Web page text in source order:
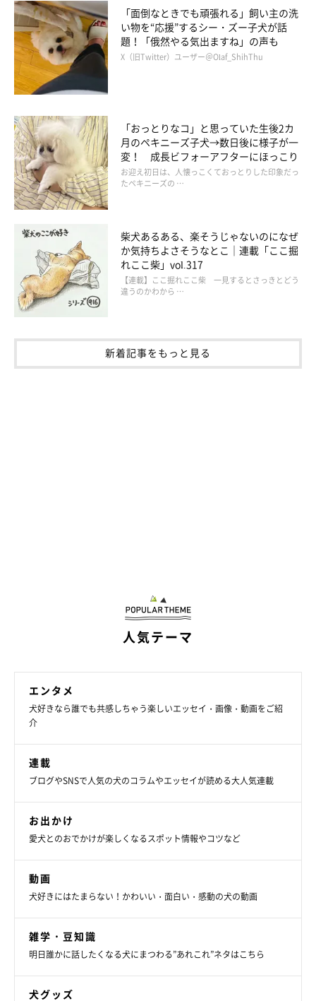
リラックスした様子のうめちゃん
＠chihuahua_ume
「これからもうめちゃんが安心して過ごせるような暮らしを継続
していきたいです」という飼い主さん。うめちゃんと飼い主さん
の楽しく幸せな暮らしが末永く続きますように。
>（獣医師が解説）ソファで寝ていた飼い主さんの足元にくっつ
く愛犬、その気持ちとは？
写真提供・取材協力／
※この記事は投稿者さまに取材し、了承の上制作したものです。
2024年11月時点の情報であり、現在と異なる場合があります。
「面倒なときでも頑張れる」飼い主の洗
い物を“応援”するシー・ズー子犬が話
題！「俄然やる気出ますね」の声も
X（旧Twitter）ユーザー＠Olaf_ShihThu
「おっとりなコ」と思っていた生後2カ
月のペキニーズ子犬→数日後に様子が一
変！ 成長ビフォーアフターにほっこり
お迎え初日は、人懐っこくておっとりした印象だっ
たペキニーズの …
柴犬あるある、楽そうじゃないのになぜ
か気持ちよさそうなとこ｜連載「ここ掘
れここ柴」vol.317
【連載】ここ掘れここ柴 一見するとさっきとどう
違うのかわから …
新着記事をもっと見る
人気テーマ
エンタメ
犬好きなら誰でも共感しちゃう楽しいエッセイ・画像・動画をご紹
介
連載
ブログやSNSで人気の犬のコラムやエッセイが読める大人気連載
お出かけ
愛犬とのおでかけが楽しくなるスポット情報やコツなど
動画
犬好きにはたまらない！かわいい・面白い・感動の犬の動画
雑学・豆知識
明日誰かに話したくなる犬にまつわる”あれこれ”ネタはこちら
犬グッズ